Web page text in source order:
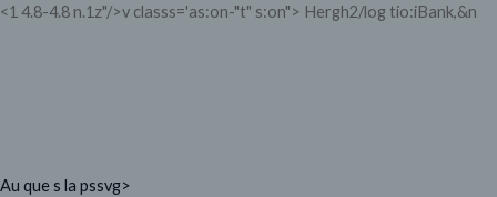
<1 4.8-4.8 n.1z"/>v classs='as:on-"t" s:on"> Hergh2/log tio:iBank,&n
Au que s la pssvg>